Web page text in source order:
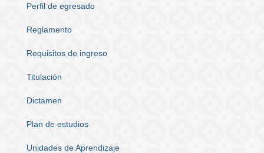
Perfil de egresado
Reglamento
Requisitos de ingreso
Titulación
Dictamen
Plan de estudios
Unidades de Aprendizaje